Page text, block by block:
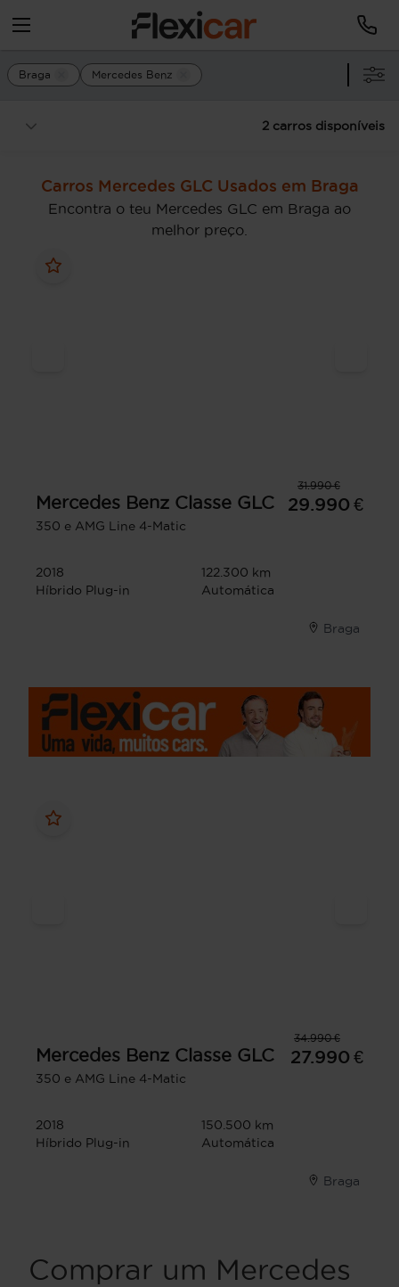
Braga Mercedes Benz
2 carros disponíveis
Carros Mercedes GLC Usados em Braga
Encontra o teu Mercedes GLC em Braga ao
melhor preço.
31.990 €
Mercedes Benz Classe GLC
350 e AMG Line 4-Matic
29.990 €
2018
122.300 km
Híbrido Plug-in
Automática
Braga
34.990 €
Mercedes Benz Classe GLC
350 e AMG Line 4-Matic
27.990 €
2018
150.500 km
Híbrido Plug-in
Automática
Braga
Comprar um Mercedes